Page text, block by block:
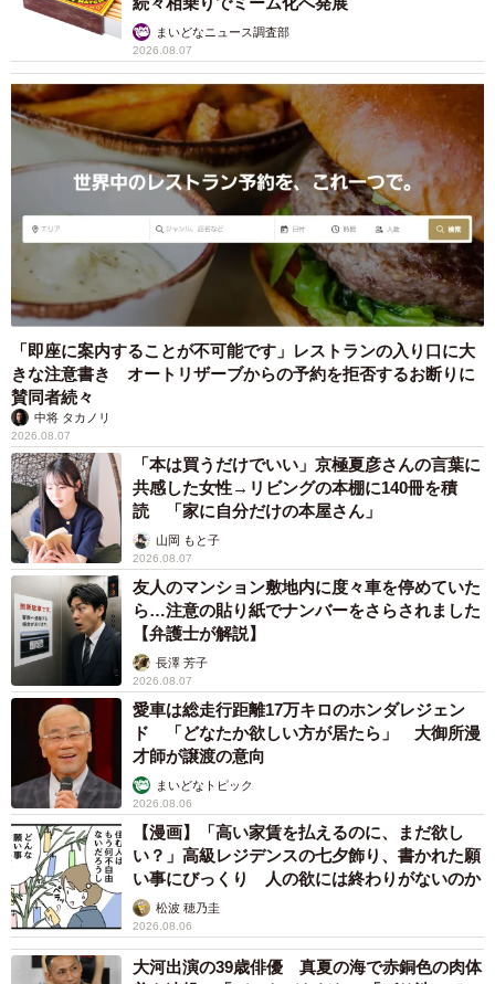
まいどなトピック
2026.08.06
【漫画】「高い家賃を払えるのに、まだ欲し
い？」高級レジデンスの七夕飾り、書かれた願
い事にびっくり 人の欲には終わりがないのか
松波 穂乃圭
2026.08.06
大河出演の39歳俳優 真夏の海で赤銅色の肉体
美を連投 「バッキバキだな」「ばり渋いで
す」
まいどなトピック
2026.08.06
「人生こそがバラエティー」 マレーシア移住
を報告した菊地亜美 子どもの教育考え「小学
校へ入学するこのタイミングで挑戦」
ン」のポーズをする忍者 この暑い中いったい
なぜ？ 近づいてみたら… 「見つかるなんて
未熟」中将 タカノリ
2026.08.06
「明日ひま？」 知り合いから唐突なメッセー
ジ 用件次第で断ることもできる賢い返信文と
は？【漫画】
海川 まこと
2026.08.06
飼い主が食べているヨーグルトをもらえなかっ
た犬さん、爆裂に拗ねた顔がかわいすぎ「鼻息
フスフス」「反則レベル」
椎名 碧
2026.08.06